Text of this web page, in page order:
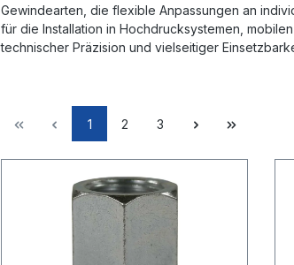
Gewindearten, die flexible Anpassungen an
für die Installation in Hochdrucksystemen,
technischer Präzision und vielseitiger
1 2 3